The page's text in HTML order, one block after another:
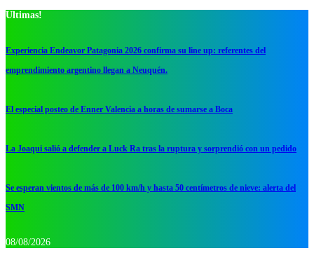
Ultimas!
Experiencia Endeavor Patagonia 2026 confirma su line up: referentes del
emprendimiento argentino llegan a Neuquén.
El especial posteo de Enner Valencia a horas de sumarse a Boca
La Joaqui salió a defender a Luck Ra tras la ruptura y sorprendió con un pedido
Se esperan vientos de más de 100 km/h y hasta 50 centímetros de nieve: alerta del
SMN
08/08/2026